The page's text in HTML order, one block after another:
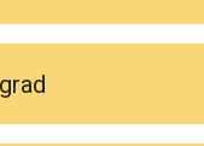
grad